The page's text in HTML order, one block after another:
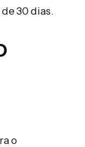
30 dias.
o